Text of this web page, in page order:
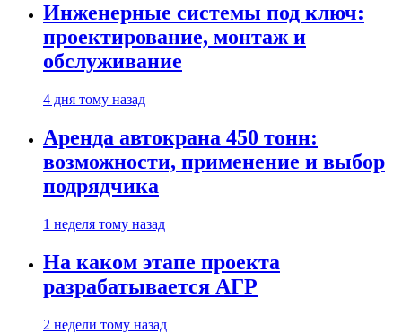
Инженерные системы под ключ:
проектирование, монтаж и
обслуживание
4 дня тому назад
Аренда автокрана 450 тонн:
возможности, применение и выбор
подрядчика
1 неделя тому назад
На каком этапе проекта
разрабатывается АГР
2 недели тому назад